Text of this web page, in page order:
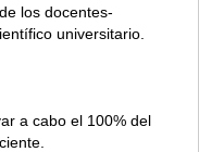
los docentes-
universitario.
a cabo el 100% del